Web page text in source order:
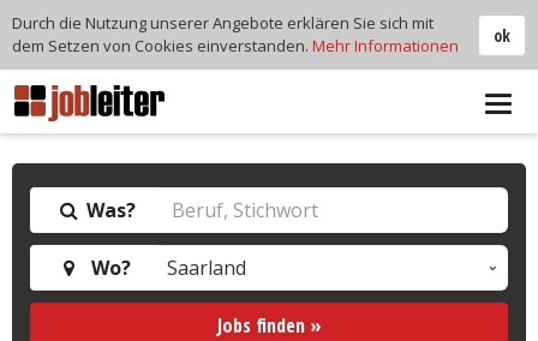
Was?
Wo?
Jobs finden »
ok
Durch die Nutzung unserer Angebote erklären Sie sich mit
dem Setzen von Cookies einverstanden. Mehr Informationen